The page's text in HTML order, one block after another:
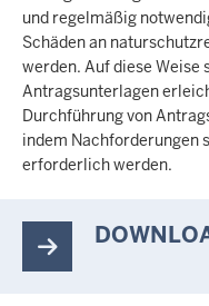
und regelmäßig
Schäden an
werden. Auf diese
Antragsunterlagen
Durchführung von
indem Nachforderungen
erforderlich werden.